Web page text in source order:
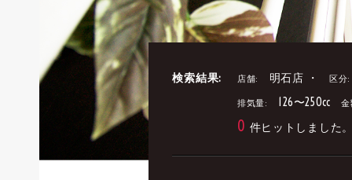
検索結果: 店舗: 明石店 ・ 区分:
排気量: 126〜250cc 金
0 件ヒットしました。